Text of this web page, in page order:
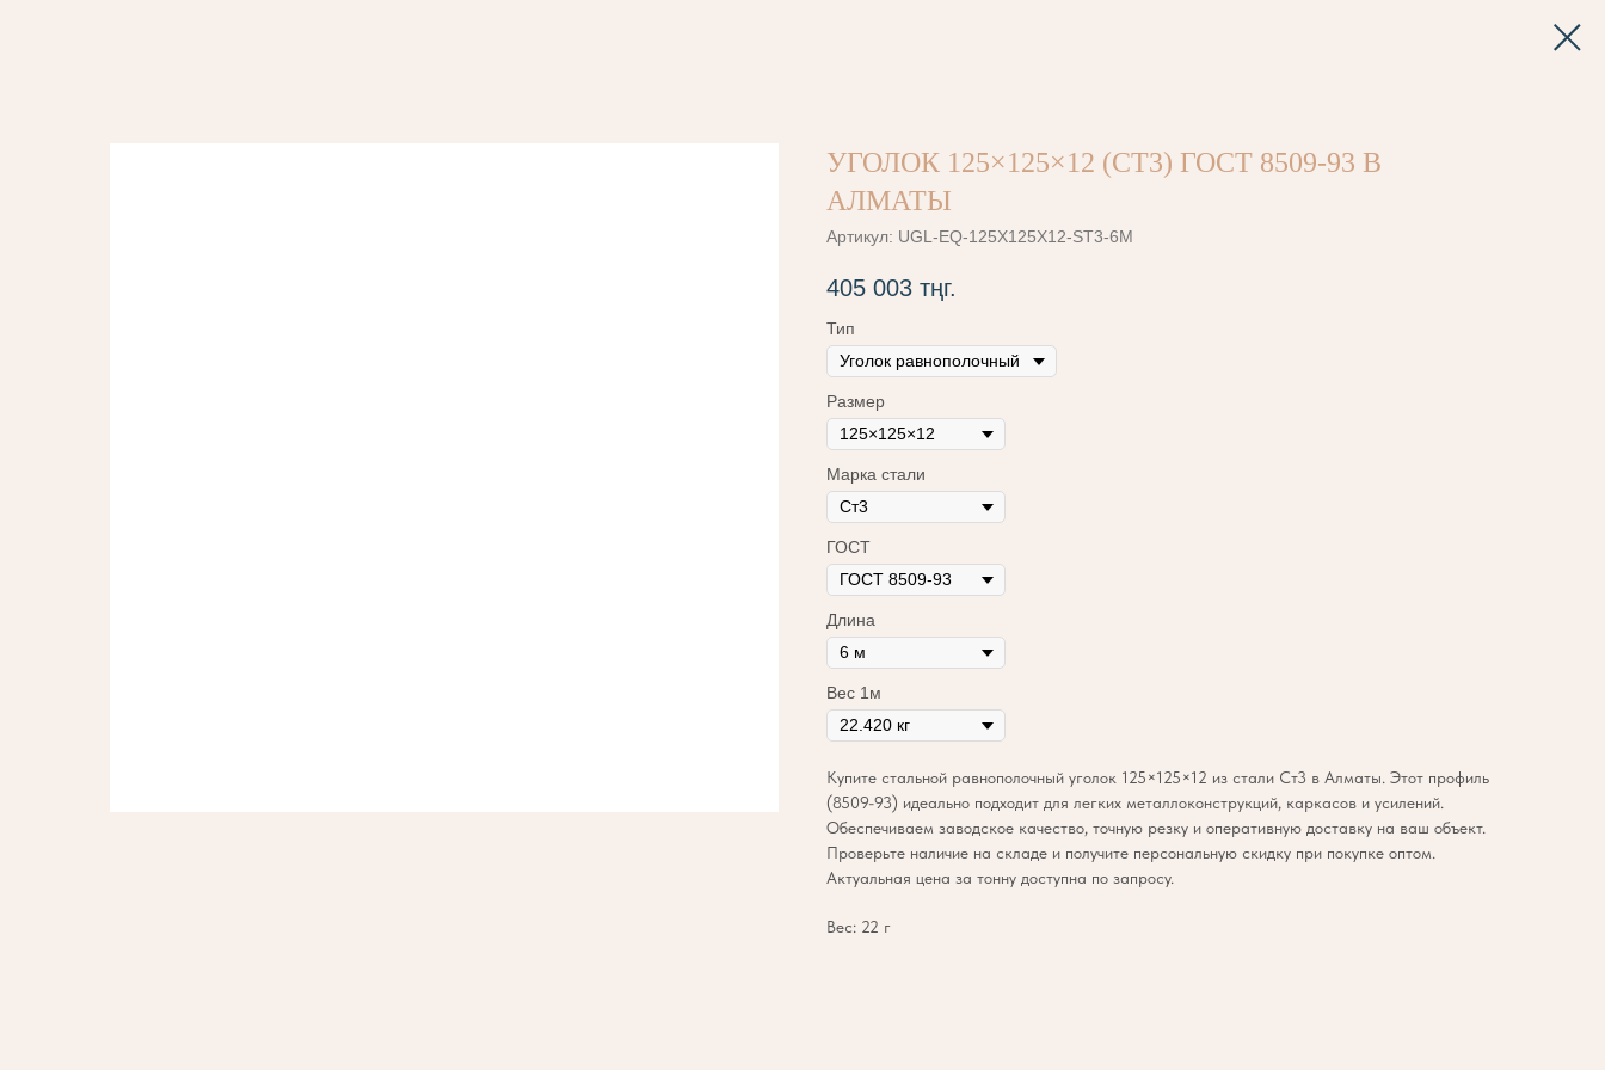
УГОЛОК 125×125×12 (СТ3) ГОСТ 8509-93 В
АЛМАТЫ
Артикул: UGL-EQ-125X125X12-ST3-6M
405 003 тңг.
Тип
Размер
Марка стали
ГОСТ
Длина
Вес 1м
Купите стальной равнополочный уголок 125×125×12 из стали Ст3 в Алматы. Этот профиль
(8509-93) идеально подходит для легких металлоконструкций, каркасов и усилений.
Обеспечиваем заводское качество, точную резку и оперативную доставку на ваш объект.
Проверьте наличие на складе и получите персональную скидку при покупке оптом.
Актуальная цена за тонну доступна по запросу.
Вес: 22 г